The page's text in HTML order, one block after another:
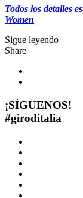
Todos los detalles
Women
Sigue leyendo
Share
¡SÍGUENOS!
#giroditalia